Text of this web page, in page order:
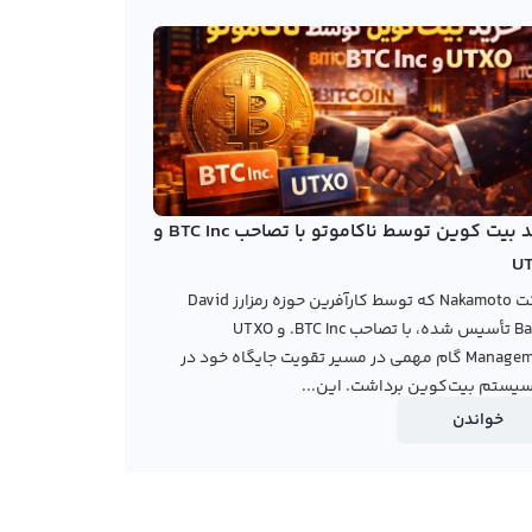
خرید بیت کوین توسط ناکاموتو با تصاحب BTC Inc و
شرکت Nakamoto که توسط کارآفرین حوزه رمزارز David
Bailey تأسیس شده، با تصاحب BTC Inc. و UTXO
Management گام مهمی در مسیر تقویت جایگاه خود در
بیت‌کوین برداشت. این...
خواندن